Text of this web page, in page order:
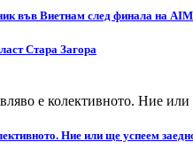
във Виетнам след финала на
Стара Загора
Ние или ще успеем